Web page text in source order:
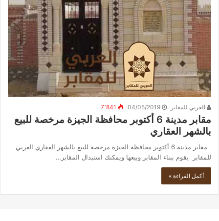
العربي للمقابر 04/05/2019 7٬841
مقابر مدينة 6 أكتوبر محافظة الجيزة مرخصة للبيع
بالشهر العقاري
مقابر مدينة 6 أكتوبر محافظة الجيزة مرخصة للبيع بالشهر العقاري العربي
للمقابر يقوم ببناء المقابر وبيعها ويمكنك استبدال المقابر…
أكمل القراءة »